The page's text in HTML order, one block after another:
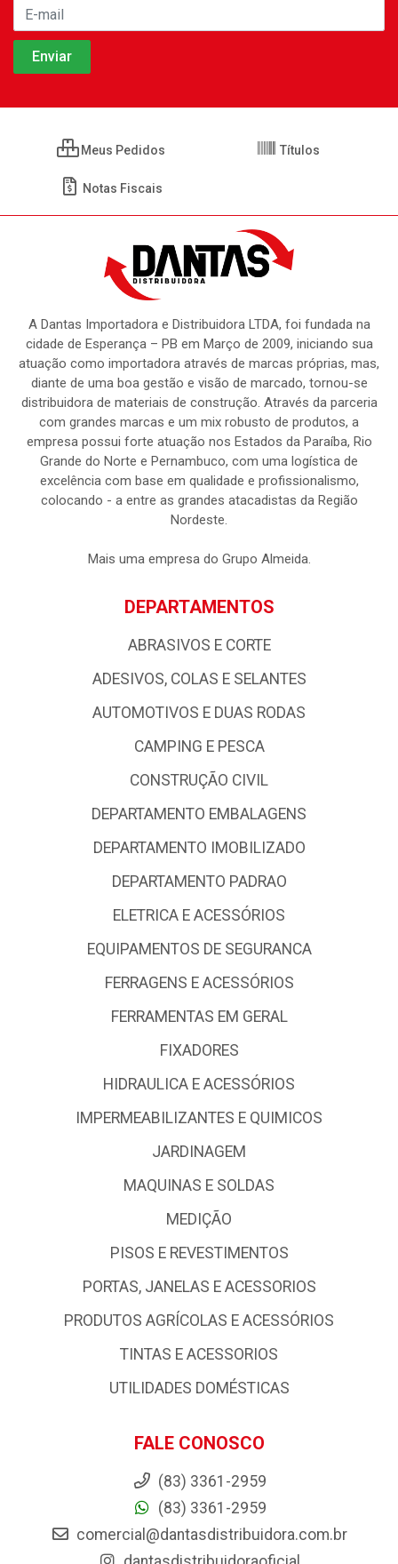
Meus Pedidos Títulos
Notas Fiscais
A Dantas Importadora e Distribuidora LTDA, foi fundada na
cidade de Esperança – PB em Março de 2009, iniciando sua
atuação como importadora através de marcas próprias, mas,
diante de uma boa gestão e visão de marcado, tornou-se
distribuidora de materiais de construção. Através da parceria
com grandes marcas e um mix robusto de produtos, a
empresa possui forte atuação nos Estados da Paraíba, Rio
Grande do Norte e Pernambuco, com uma logística de
excelência com base em qualidade e profissionalismo,
colocando - a entre as grandes atacadistas da Região
Nordeste.
Mais uma empresa do Grupo Almeida.
DEPARTAMENTOS
ABRASIVOS E CORTE
ADESIVOS, COLAS E SELANTES
AUTOMOTIVOS E DUAS RODAS
CAMPING E PESCA
CONSTRUÇÃO CIVIL
DEPARTAMENTO EMBALAGENS
DEPARTAMENTO IMOBILIZADO
DEPARTAMENTO PADRAO
ELETRICA E ACESSÓRIOS
EQUIPAMENTOS DE SEGURANCA
FERRAGENS E ACESSÓRIOS
FERRAMENTAS EM GERAL
FIXADORES
HIDRAULICA E ACESSÓRIOS
IMPERMEABILIZANTES E QUIMICOS
JARDINAGEM
MAQUINAS E SOLDAS
MEDIÇÃO
PISOS E REVESTIMENTOS
PORTAS, JANELAS E ACESSORIOS
PRODUTOS AGRÍCOLAS E ACESSÓRIOS
TINTAS E ACESSORIOS
UTILIDADES DOMÉSTICAS
FALE CONOSCO
(83) 3361-2959
(83) 3361-2959
comercial@dantasdistribuidora.com.br